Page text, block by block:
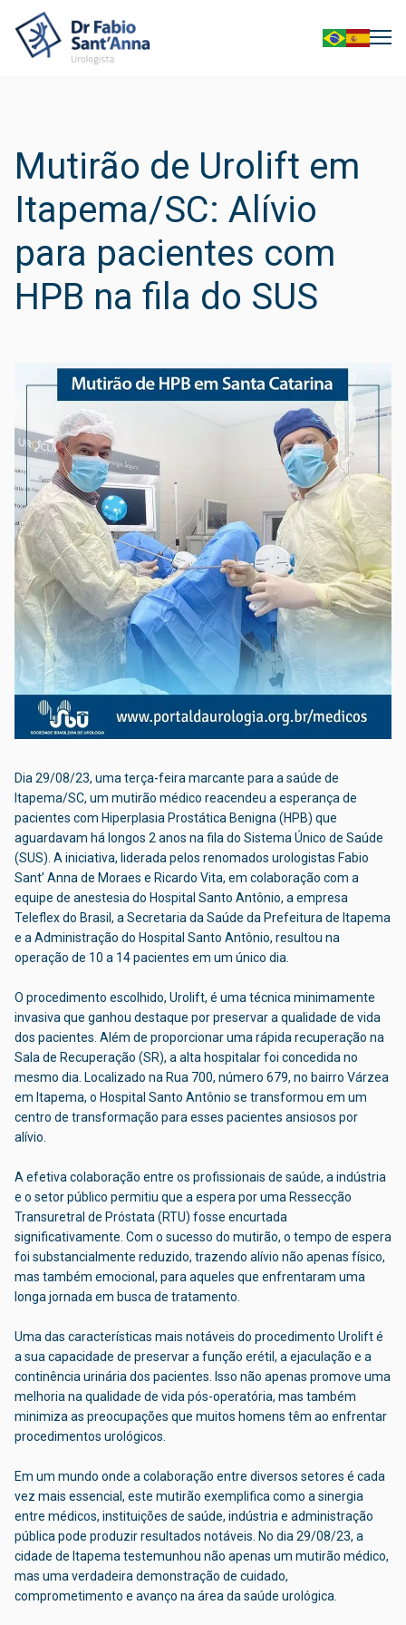
Mutirão de Urolift em
Itapema/SC: Alívio
para pacientes com
HPB na fila do SUS
Dia 29/08/23, uma terça-feira marcante para a saúde de
Itapema/SC, um mutirão médico reacendeu a esperança de
pacientes com Hiperplasia Prostática Benigna (HPB) que
aguardavam há longos 2 anos na fila do Sistema Único de Saúde
(SUS). A iniciativa, liderada pelos renomados urologistas Fabio
Sant’ Anna de Moraes e Ricardo Vita, em colaboração com a
equipe de anestesia do Hospital Santo Antônio, a empresa
Teleflex do Brasil, a Secretaria da Saúde da Prefeitura de Itapema
e a Administração do Hospital Santo Antônio, resultou na
operação de 10 a 14 pacientes em um único dia.
O procedimento escolhido, Urolift, é uma técnica minimamente
invasiva que ganhou destaque por preservar a qualidade de vida
dos pacientes. Além de proporcionar uma rápida recuperação na
Sala de Recuperação (SR), a alta hospitalar foi concedida no
mesmo dia. Localizado na Rua 700, número 679, no bairro Várzea
em Itapema, o Hospital Santo Antônio se transformou em um
centro de transformação para esses pacientes ansiosos por
alívio.
A efetiva colaboração entre os profissionais de saúde, a indústria
e o setor público permitiu que a espera por uma Ressecção
Transuretral de Próstata (RTU) fosse encurtada
significativamente. Com o sucesso do mutirão, o tempo de espera
foi substancialmente reduzido, trazendo alívio não apenas físico,
mas também emocional, para aqueles que enfrentaram uma
longa jornada em busca de tratamento.
Uma das características mais notáveis do procedimento Urolift é
a sua capacidade de preservar a função erétil, a ejaculação e a
continência urinária dos pacientes. Isso não apenas promove uma
melhoria na qualidade de vida pós-operatória, mas também
minimiza as preocupações que muitos homens têm ao enfrentar
procedimentos urológicos.
Em um mundo onde a colaboração entre diversos setores é cada
vez mais essencial, este mutirão exemplifica como a sinergia
entre médicos, instituições de saúde, indústria e administração
pública pode produzir resultados notáveis. No dia 29/08/23, a
cidade de Itapema testemunhou não apenas um mutirão médico,
mas uma verdadeira demonstração de cuidado,
comprometimento e avanço na área da saúde urológica.